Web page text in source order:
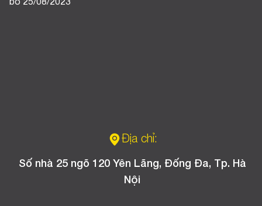
bố 25/08/2023
Địa chỉ:
Số nhà 25 ngõ 120 Yên Lãng, Đống Đa, Tp. Hà
Nội